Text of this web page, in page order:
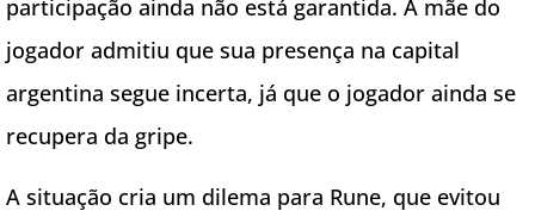
participação ainda não está garantida. A mãe do
jogador admitiu que sua presença na capital
argentina segue incerta, já que o jogador ainda se
recupera da gripe.
A situação cria um dilema para Rune, que evitou